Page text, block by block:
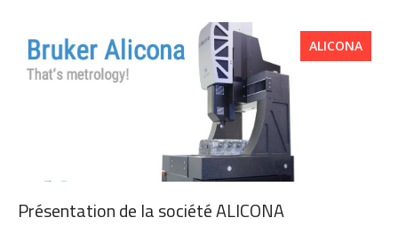
ALICONA
Présentation de la société ALICONA